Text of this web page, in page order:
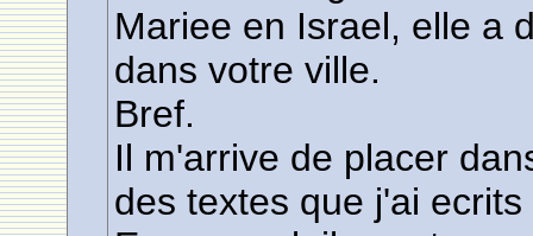
Mariee en Israel, elle a
dans votre ville.
Bref.
Il m'arrive de placer
des textes que j'ai